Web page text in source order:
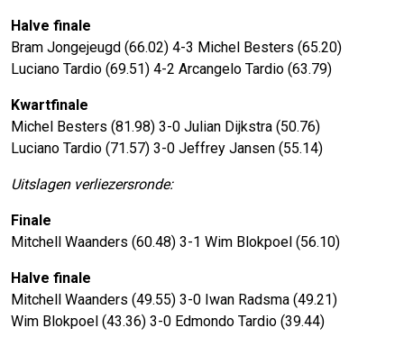
Halve finale
Bram Jongejeugd (66.02) 4-3 Michel Besters (65.20)
Luciano Tardio (69.51) 4-2 Arcangelo Tardio (63.79)
Kwartfinale
Michel Besters (81.98) 3-0 Julian Dijkstra (50.76)
Luciano Tardio (71.57) 3-0 Jeffrey Jansen (55.14)
Uitslagen verliezersronde:
Finale
Mitchell Waanders (60.48) 3-1 Wim Blokpoel (56.10)
Halve finale
Mitchell Waanders (49.55) 3-0 Iwan Radsma (49.21)
Wim Blokpoel (43.36) 3-0 Edmondo Tardio (39.44)